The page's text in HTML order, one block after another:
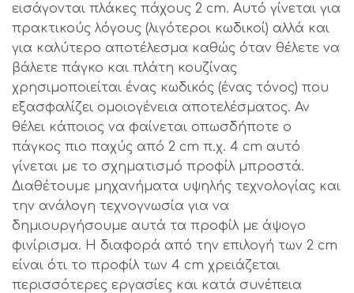
εισάγονται πλάκες πάχους 2 cm. Αυτό γίνεται για
πρακτικούς λόγους (λιγότεροι κωδικοί) αλλά και
για καλύτερο αποτέλεσμα καθώς όταν θέλετε να
βάλετε πάγκο και πλάτη κουζίνας
χρησιμοποιείται ένας κωδικός (ένας τόνος) που
εξασφαλίζει ομοιογένεια αποτελέσματος. Αν
θέλει κάποιος να φαίνεται οπωσδήποτε ο
πάγκος πιο παχύς από 2 cm π.χ. 4 cm αυτό
γίνεται με το σχηματισμό προφίλ μπροστά.
Διαθέτουμε μηχανήματα υψηλής τεχνολογίας και
την ανάλογη τεχνογνωσία για να
δημιουργήσουμε αυτά τα προφίλ με άψογο
φινίρισμα. Η διαφορά από την επιλογή των 2 cm
είναι ότι το προφίλ των 4 cm χρειάζεται
περισσότερες εργασίες και κατά συνέπεια